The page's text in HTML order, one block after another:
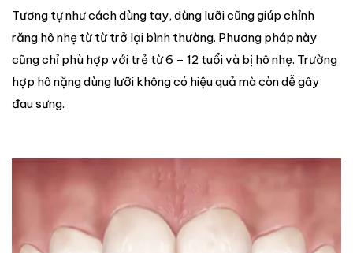
Tương tự như cách dùng tay, dùng lưỡi cũng giúp chỉnh
răng hô nhẹ từ từ trở lại bình thường. Phương pháp này
cũng chỉ phù hợp với trẻ từ 6 – 12 tuổi và bị hô nhẹ. Trường
hợp hô nặng dùng lưỡi không có hiệu quả mà còn dễ gây
đau sưng.